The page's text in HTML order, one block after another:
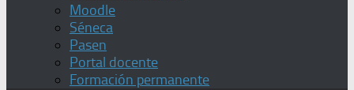
Moodle
Séneca
Pasen
Portal docente
Formación permanente